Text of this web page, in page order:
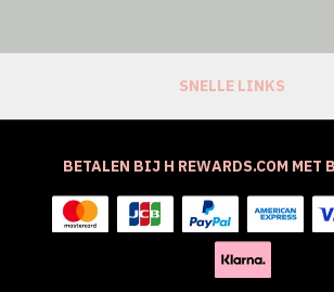
SNELLE LINKS
BETALEN BIJ H REWARDS.COM MET